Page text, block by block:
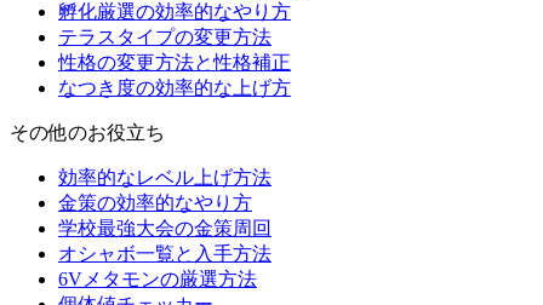
孵化厳選の効率的なやり方
テラスタイプの変更方法
性格の変更方法と性格補正
なつき度の効率的な上げ方
その他のお役立ち
効率的なレベル上げ方法
金策の効率的なやり方
学校最強大会の金策周回
オシャボ一覧と入手方法
6Vメタモンの厳選方法